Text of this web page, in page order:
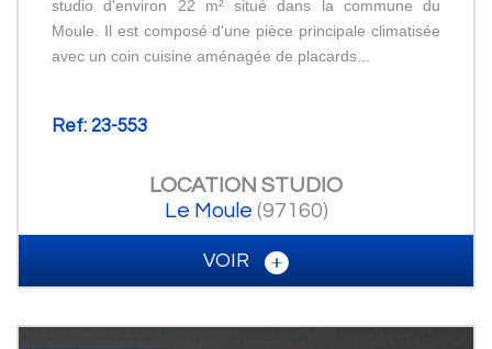
studio d'environ 22 m² situé dans la commune du
Moule. Il est composé d'une pièce principale climatisée
avec un coin cuisine aménagée de placards...
Ref: 23-553
LOCATION STUDIO
Le Moule (97160)
VOIR